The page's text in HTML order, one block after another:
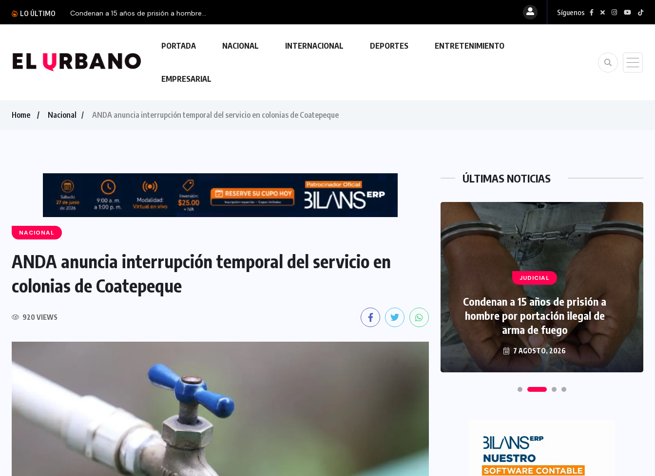
LO ÚLTIMO Condenan a 15 años de prisión a hombre... Síguenos
PORTADA NACIONAL INTERNACIONAL DEPORTES ENTRETENIMIENTO
EMPRESARIAL
Home Nacional ANDA anuncia interrupción temporal del servicio en colonias de Coatepeque
NACIONAL
ANDA anuncia interrupción temporal del servicio en
colonias de Coatepeque
920 VIEWS
ÚLTIMAS NOTICIAS
NACIONAL
Capturan a siete presuntos
dedicada al desmantelamiento de
TECNOLOGÍA
23 FEBRERO, 2024
JUDICIAL
Condenan a 15 años de prisión a
hombre por portación ilegal de
arma de fuego
7 AGOSTO, 2026